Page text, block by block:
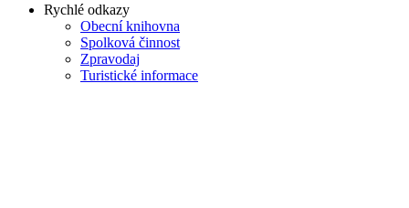
Rychlé odkazy
Obecní knihovna
Spolková činnost
Zpravodaj
Turistické informace